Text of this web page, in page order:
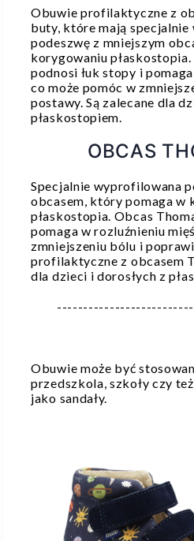
Obuwie profilaktyczne z
buty, które mają
podeszwę z mniejszym
korygowaniu
podnosi łuk stopy i
co może pomóc w
postawy. Są zalecane dla
płaskostopiem.
OBCAS
Specjalnie wyprofilowana
obcasem, który pomaga w
płaskostopia. Obcas
pomaga w rozluźnieniu
zmniejszeniu bólu i
profilaktyczne z obcasem
dla dzieci i dorosłych z
Obuwie może być
przedszkola, szkoły czy
jako sandały.